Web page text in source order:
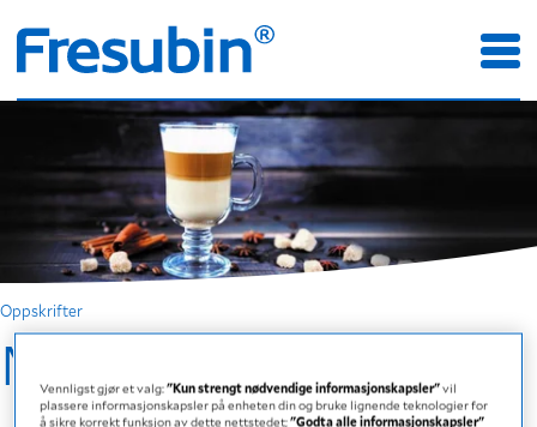
Oppskrifter
Moccachino
Vennligst gjør et valg:"Kun strengt nødvendige informasjonskapsler"vil
plassere informasjonskapsler på enheten din og bruke lignende teknologier for
å sikre korrekt funksjon av dette nettstedet;"Godta alle informasjonskapsler"